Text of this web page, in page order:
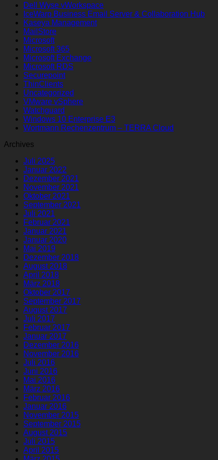
Dell Wyse vWorkspace
IceWarp Business Email Server & Collaboration Hub
Kaseya Management
MailStore
Microsoft
Microsoft 365
Microsoft Exchange
Microsoft RDS
Securepoint
ThinClients
Uncategorized
VMware vSphere
Watchguard
Windows 10 Enterprise E3
Wortmann Rechenzentrum – TERRA Cloud
Archives
Juli 2025
Januar 2022
Dezember 2021
November 2021
Oktober 2021
September 2021
Juli 2021
Februar 2021
Januar 2021
Januar 2020
Mai 2019
Dezember 2018
August 2018
April 2018
März 2018
Oktober 2017
September 2017
August 2017
Juli 2017
Februar 2017
Januar 2017
Dezember 2016
November 2016
Juli 2016
Juni 2016
Mai 2016
März 2016
Februar 2016
Januar 2016
November 2015
September 2015
August 2015
Juli 2015
April 2015